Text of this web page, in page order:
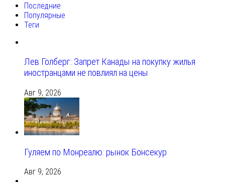
Последние
Популярные
Теги
Лев Голберг: Запрет Канады на покупку жилья
иностранцами не повлиял на цены
Авг 9, 2026
Гуляем по Монреалю: рынок Бонсекур
Авг 9, 2026